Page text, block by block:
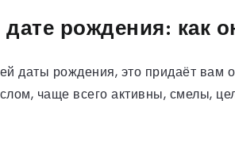
рождения: как
даты рождения, это придаёт вам
чаще всего активны, смелы,